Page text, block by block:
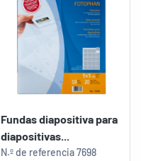
Fundas diapositiva para
diapositivas...
N.º de referencia7698